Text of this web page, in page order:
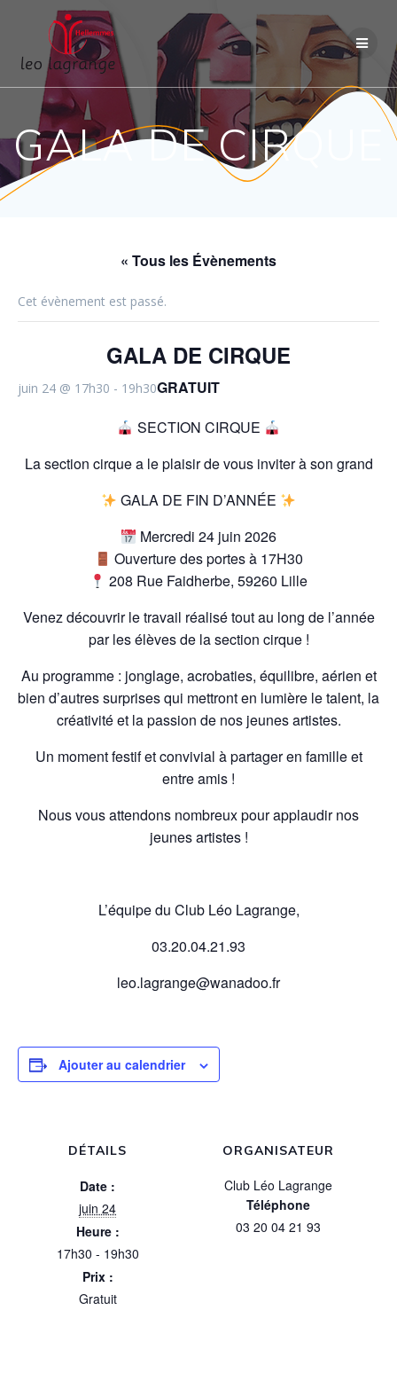
au
contenu
GALA DE CIRQUE
« Tous les Évènements
Cet évènement est passé.
GALA DE CIRQUE
juin 24 @ 17h30 - 19h30GRATUIT
SECTION CIRQUE
La section cirque a le plaisir de vous inviter à son grand
GALA DE FIN D’ANNÉE
Mercredi 24 juin 2026
Ouverture des portes à 17H30
208 Rue Faidherbe, 59260 Lille
Venez découvrir le travail réalisé tout au long de l’année
par les élèves de la section cirque !
Au programme : jonglage, acrobaties, équilibre, aérien et
bien d’autres surprises qui mettront en lumière le talent, la
créativité et la passion de nos jeunes artistes.
Un moment festif et convivial à partager en famille et
entre amis !
Nous vous attendons nombreux pour applaudir nos
jeunes artistes !
L’équipe du Club Léo Lagrange,
03.20.04.21.93
leo.lagrange@wanadoo.fr
Ajouter au calendrier
DÉTAILS
Date :
juin 24
Heure :
17h30 - 19h30
Prix :
Gratuit
ORGANISATEUR
Club Léo Lagrange
Téléphone
03 20 04 21 93